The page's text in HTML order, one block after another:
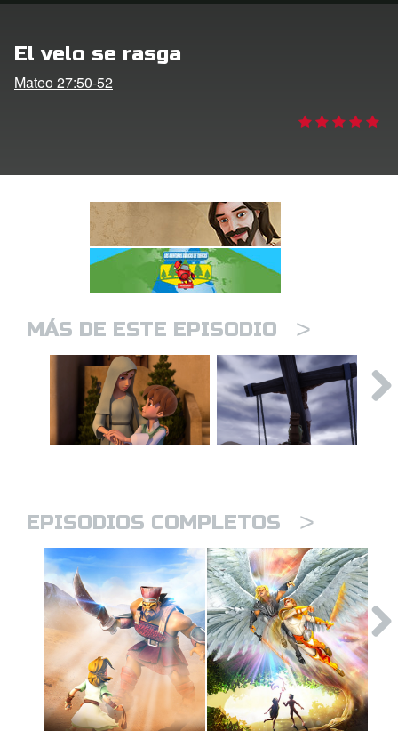
El velo se rasga
Mateo 27:50-52
MÁS DE ESTE EPISODIO >
EPISODIOS COMPLETOS >